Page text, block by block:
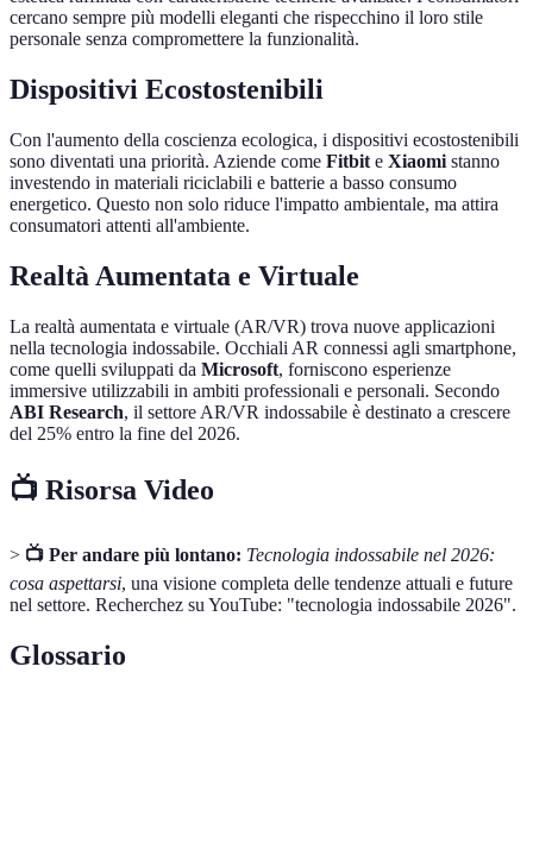
cercano sempre più modelli eleganti che rispecchino il loro stile
personale senza compromettere la funzionalità.
Dispositivi Ecostostenibili
Con l'aumento della coscienza ecologica, i dispositivi ecostostenibili
sono diventati una priorità. Aziende come Fitbit e Xiaomi stanno
investendo in materiali riciclabili e batterie a basso consumo
energetico. Questo non solo riduce l'impatto ambientale, ma attira
consumatori attenti all'ambiente.
Realtà Aumentata e Virtuale
La realtà aumentata e virtuale (AR/VR) trova nuove applicazioni
nella tecnologia indossabile. Occhiali AR connessi agli smartphone,
come quelli sviluppati da Microsoft, forniscono esperienze
immersive utilizzabili in ambiti professionali e personali. Secondo
ABI Research, il settore AR/VR indossabile è destinato a crescere
del 25% entro la fine del 2026.
📺 Risorsa Video
> 📺 Per andare più lontano: Tecnologia indossabile nel 2026:
cosa aspettarsi, una visione completa delle tendenze attuali e future
nel settore. Recherchez su YouTube: "tecnologia indossabile 2026".
Glossario